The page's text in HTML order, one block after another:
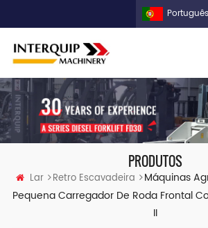
Português
PRODUTOS
Lar Retro Escavadeira
Máquinas
Pequena Carregador De Roda Frontal
II